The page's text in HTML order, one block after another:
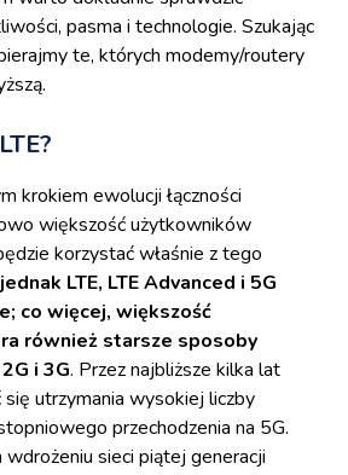
pasma i technologie. Szukając
te, których modemy/routery
krokiem ewolucji łączności
większość użytkowników
korzystać właśnie z tego
LTE, LTE Advanced i 5G
co więcej, większość
również starsze sposoby
i 3G. Przez najbliższe kilka lat
utrzymania wysokiej liczby
przechodzenia na 5G.
sieci piątej generacji